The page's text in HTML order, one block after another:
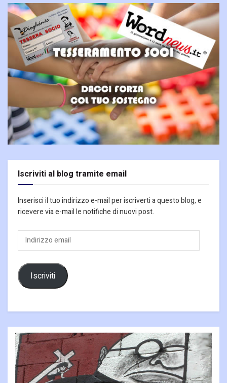
Iscriviti al blog tramite email
Inserisci il tuo indirizzo e-mail per iscriverti a questo blog, e
ricevere via e-mail le notifiche di nuovi post.
Indirizzo
email
Iscriviti